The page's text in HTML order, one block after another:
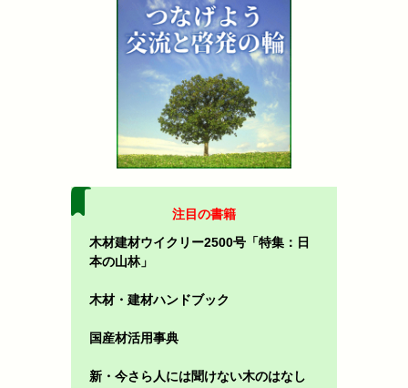
注目の書籍
木材建材ウイクリー2500号「特集：日
本の山林」
木材・建材ハンドブック
国産材活用事典
新・今さら人には聞けない木のはなし